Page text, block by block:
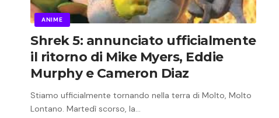
ANIME
Shrek 5: annunciato ufficialmente
il ritorno di Mike Myers, Eddie
Murphy e Cameron Diaz
Stiamo ufficialmente tornando nella terra di Molto, Molto
Lontano. Martedì scorso, la…